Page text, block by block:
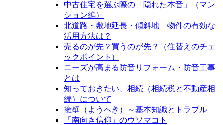
中古住宅を選ぶ際の「隠れた本音」（マン
ション編）
北道路・敷地延長・傾斜地 物件の有効な
活用方法は？
売るのが先？買うのが先？（住替えのチェ
ックポイント）
ニーズが高まる防音リフォーム・防音工事
とは
知っておきたい、相続（相続税と不動産相
続）について
擁壁（ようへき）～基本知識とトラブル
「南向き信仰」のウソマコト